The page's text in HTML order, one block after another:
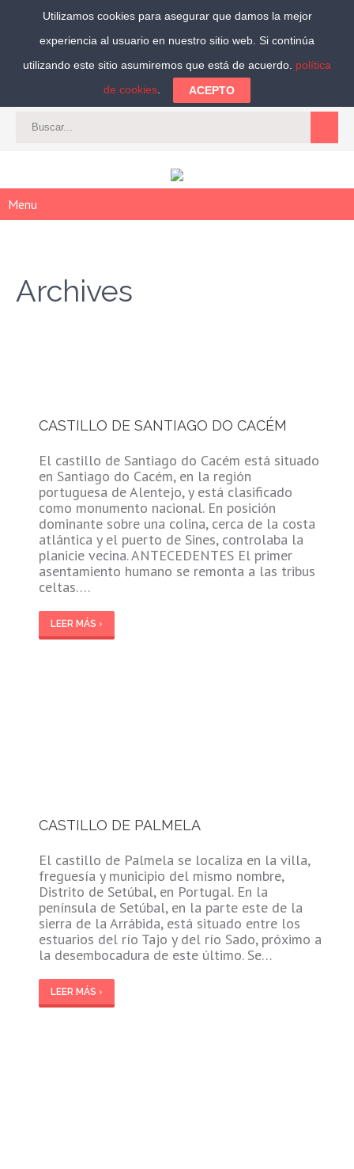
Síguenos:
CAT-ES| ACCEDER | REGISTRARSE
Menu
Archives
CASTILLO DE SANTIAGO DO CACÉM
El castillo de Santiago do Cacém está situado
en Santiago do Cacém, en la región
portuguesa de Alentejo, y está clasificado
como monumento nacional. En posición
dominante sobre una colina, cerca de la costa
atlántica y el puerto de Sines, controlaba la
planicie vecina. ANTECEDENTES El primer
asentamiento humano se remonta a las tribus
celtas….
LEER MÁS ›
CASTILLO DE PALMELA
El castillo de Palmela se localiza en la villa,
freguesía y municipio del mismo nombre,
Distrito de Setúbal, en Portugal. En la
península de Setúbal, en la parte este de la
sierra de la Arrábida, está situado entre los
estuarios del río Tajo y del río Sado, próximo a
la desembocadura de este último. Se…
LEER MÁS ›
Utilizamos cookies para asegurar que damos la mejor
experiencia al usuario en nuestro sitio web. Si continúa
utilizando este sitio asumiremos que está de acuerdo. política
de cookies
ACEPTO